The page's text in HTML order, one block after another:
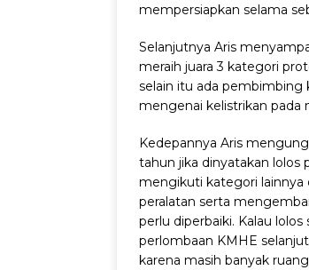
mempersiapkan selama
Selanjutnya Aris
meraih juara 3 kategori
selain itu ada pembimbing
mengenai kelistrikan pada
Kedepannya Aris
tahun jika dinyatakan lolos
mengikuti kategori lainnya
peralatan serta
perlu diperbaiki. Kalau
perlombaan KMHE
karena masih banyak